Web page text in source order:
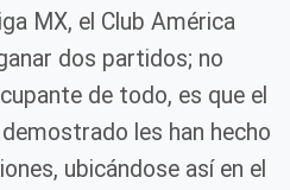
MX, el Club América
dos partidos; no
de todo, es que el
les han hecho
ubicándose así en el